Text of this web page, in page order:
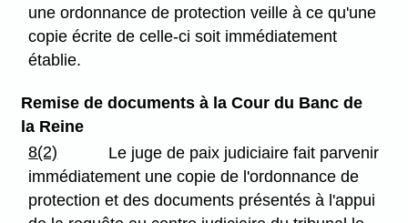
une ordonnance de protection veille à ce qu'une
copie écrite de celle-ci soit immédiatement
établie.
Remise de documents à la Cour du Banc de
la Reine
8(2)
Le juge de paix judiciaire fait parvenir
immédiatement une copie de l'ordonnance de
protection et des documents présentés à l'appui